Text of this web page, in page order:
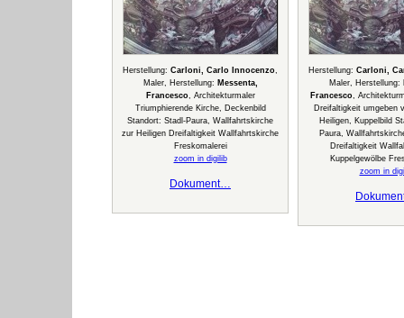
Herstellung: Carloni, Carlo Innocenzo,
Maler, Herstellung: Messenta,
Francesco, Architekturmaler
Triumphierende Kirche, Deckenbild
Standort: Stadl-Paura, Wallfahrtskirche
zur Heiligen Dreifaltigkeit Wallfahrtskirche
Freskomalerei
zoom in digilib
Dokument…
Herstellung: Carloni,
Maler, Herstellung:
Francesco,
Dreifaltigkeit umgeben
Heiligen, Kuppelbild
Paura,
Dreifaltigkeit
Kuppelgewölbe
zoom in